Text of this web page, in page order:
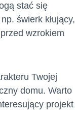
stać się
świerk kłujący,
wzrokiem
Twojej
domu. Warto
projekt